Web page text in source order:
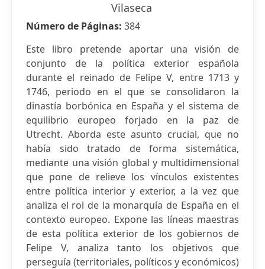
Vilaseca
Número de Páginas: 384
Este libro pretende aportar una visión de
conjunto de la política exterior española
durante el reinado de Felipe V, entre 1713 y
1746, periodo en el que se consolidaron la
dinastía borbónica en España y el sistema de
equilibrio europeo forjado en la paz de
Utrecht. Aborda este asunto crucial, que no
había sido tratado de forma sistemática,
mediante una visión global y multidimensional
que pone de relieve los vínculos existentes
entre política interior y exterior, a la vez que
analiza el rol de la monarquía de España en el
contexto europeo. Expone las líneas maestras
de esta política exterior de los gobiernos de
Felipe V, analiza tanto los objetivos que
perseguía (territoriales, políticos y económicos)